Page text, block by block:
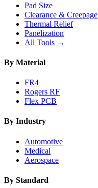
Pad Size
Clearance & Creepage
Thermal Relief
Panelization
All Tools →
By Material
FR4
Rogers RF
Flex PCB
By Industry
Automotive
Medical
Aerospace
By Standard